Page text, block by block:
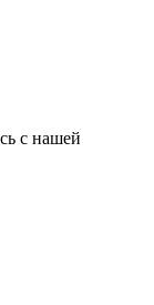
с нашей